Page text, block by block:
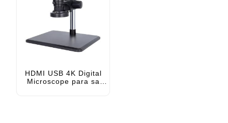
HDMI USB 4K Digital
Microscope para sa